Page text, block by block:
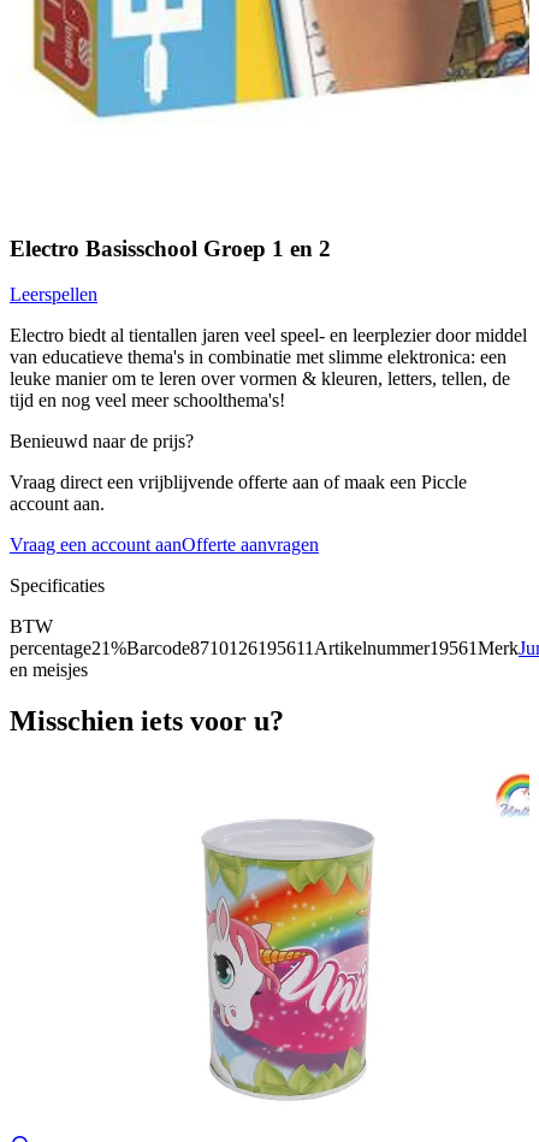
Electro Basisschool Groep 1 en 2
Leerspellen
Electro biedt al tientallen jaren veel speel- en leerplezier door middel
van educatieve thema's in combinatie met slimme elektronica: een
leuke manier om te leren over vormen & kleuren, letters, tellen, de
tijd en nog veel meer schoolthema's!
Benieuwd naar de prijs?
Vraag direct een vrijblijvende offerte aan of maak een Piccle
account aan.
Vraag een account aanOfferte aanvragen
Specificaties
BTW
percentage21%Barcode8710126195611Artikelnummer19561Merk
en meisjes
Misschien iets voor u?